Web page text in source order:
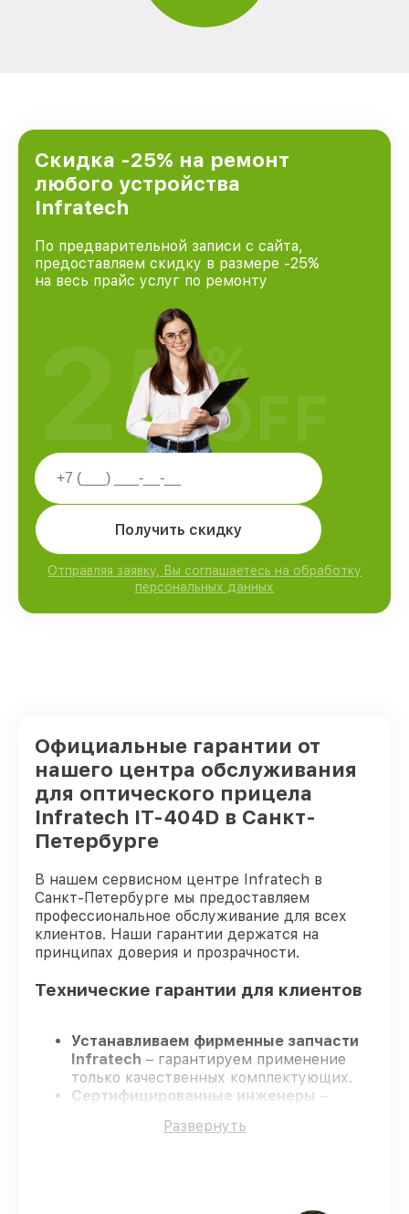
Скидка -25% на ремонт
любого устройства
Infratech
По предварительной записи с сайта,
предоставляем скидку в размере -25%
на весь прайс услуг по ремонту
Получить скидку
Отправляя заявку, Вы соглашаетесь на обработку
персональных данных
25%
OFF
Официальные гарантии от
нашего центра обслуживания
для оптического прицела
Infratech IT-404D в Санкт-
Петербурге
В нашем сервисном центре Infratech в
Санкт-Петербурге мы предоставляем
профессиональное обслуживание для всех
клиентов. Наши гарантии держатся на
принципах доверия и прозрачности.
Технические гарантии для клиентов
Устанавливаем фирменные запчасти
Infratech – гарантируем применение
только качественных комплектующих.
Сертифицированные инженеры –
навыков, что гарантирует качество
Развернуть